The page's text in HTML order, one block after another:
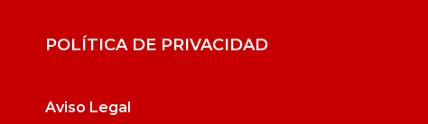
POLÍTICA DE PRIVACIDAD
Aviso Legal